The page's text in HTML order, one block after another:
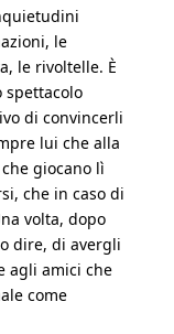
le
le rivoltelle. È
spettacolo
di convincerli
lui che alla
giocano lì
che in caso di
volta, dopo
dire, di avergli
agli amici che
come